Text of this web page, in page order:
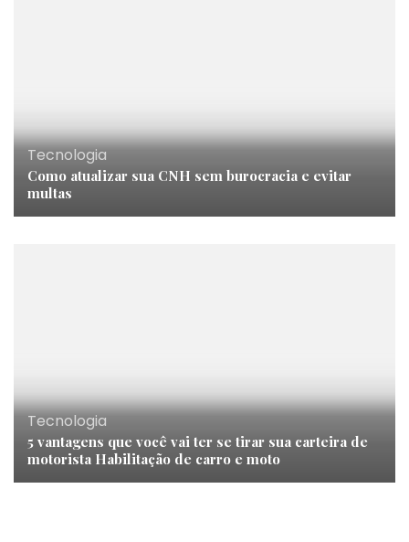
Tecnologia
Como atualizar sua CNH sem burocracia e evitar
multas
Tecnologia
5 vantagens que você vai ter se tirar sua carteira de
motorista Habilitação de carro e moto